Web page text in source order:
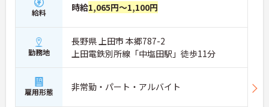
給料 時給1,065円～1,100円
勤務地
長野県 上田市 本郷787-2
上田電鉄別所線「中塩田駅」徒歩11分
雇用形態 非常勤・パート・アルバイト